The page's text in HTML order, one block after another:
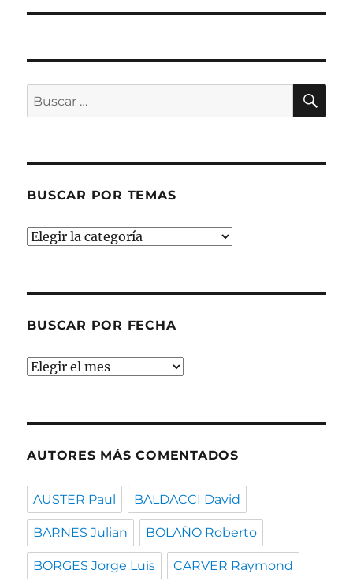
Buscar
por:
BUSCAR POR TEMAS
Buscar
BUSCAR POR FECHA
Buscar
AUTORES MÁS COMENTADOS
AUSTER Paul BALDACCI David
BARNES Julian BOLAÑO Roberto
BORGES Jorge Luis CARVER Raymond